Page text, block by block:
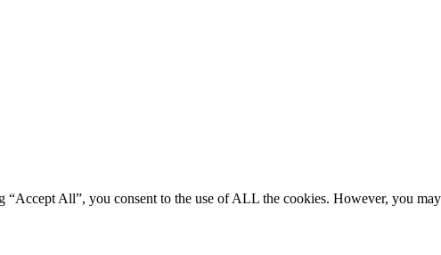
“Accept All”, you consent to the use of ALL the cookies. However, you may